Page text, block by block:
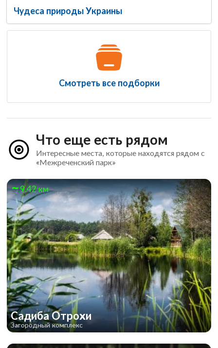
Чудеса природы Украины
Смотреть все подборки
Что еще есть рядом
Интересные места, которые находятся рядом с
«Межреченский парк»
9.42 км
Садиба Отрохи
Загородный комплекс